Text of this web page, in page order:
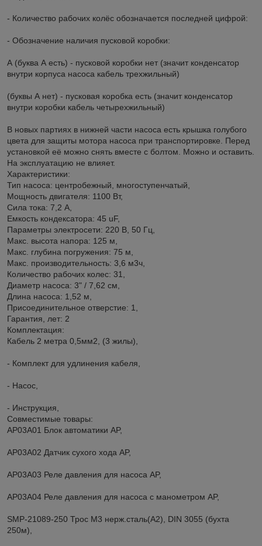
- Количество рабочих колёс обозначается последней цифрой:
- Обозначение наличия пусковой коробки:
А (буква А есть) - пусковой коробки нет (значит конденсатор
внутри корпуса насоса кабель трехжильный)
(буквы А нет) - пусковая коробка есть (значит конденсатор
внутри коробки кабель четырехжильный)
В новых партиях в нижней части насоса есть крышка голубого
цвета для защиты мотора насоса при транспортировке. Перед
установкой её можно снять вместе с болтом. Можно и оставить.
На эксплуатацию не влияет.
Характеристики:
Тип насоса: центробежный, многоступенчатый,
Мощность двигателя: 1100 Вт,
Сила тока: 7,2 А,
Емкость кондексатора: 45 uF,
Параметры электросети: 220 В, 50 Гц,
Макс. высота напора: 125 м,
Макс. глубина погружения: 75 м,
Макс. производительность: 3,6 м3ч,
Количество рабочих колес: 31,
Диаметр насоса: 3" / 7,62 см,
Длина насоса: 1,52 м,
Присоединительное отверстие: 1,
Гарантия, лет: 2
Комплектация:
Кабель 2 метра 0,5мм2, (3 жилы),
- Комплект для удлинения кабеля,
- Насос,
- Инструкция,
Совместимые товары:
AP03A01 Блок автоматики AP,
AP03A02 Датчик сухого хода AP,
AP03A03 Реле давления для насоса AP,
AP03A04 Реле давления для насоса с манометром AP,
SMP-21089-250 Трос М3 нерж.сталь(А2), DIN 3055 (бухта
250м),